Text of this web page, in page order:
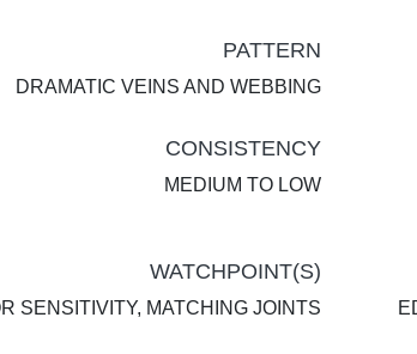
PATTERN
DRAMATIC VEINS AND WEBBING
CONSISTENCY
MEDIUM TO LOW
WATCHPOINT(S)
SENSITIVITY, MATCHING JOINTS